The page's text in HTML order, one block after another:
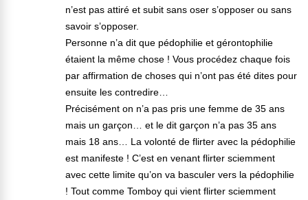
n’est pas attiré et subit sans oser s’opposer ou sans
savoir s’opposer.
Personne n’a dit que pédophilie et gérontophilie
étaient la même chose ! Vous procédez chaque fois
par affirmation de choses qui n’ont pas été dites pour
ensuite les contredire…
Précisément on n’a pas pris une femme de 35 ans
mais un garçon… et le dit garçon n’a pas 35 ans
mais 18 ans… La volonté de flirter avec la pédophilie
est manifeste ! C’est en venant flirter sciemment
avec cette limite qu’on va basculer vers la pédophilie
! Tout comme Tomboy qui vient flirter sciemment